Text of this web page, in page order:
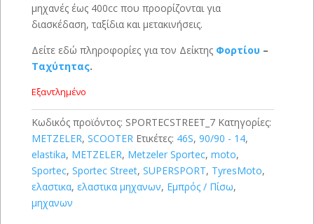
μηχανές έως 400cc που προορίζονται για
διασκέδαση, ταξίδια και μετακινήσεις.
Δείτε εδώ πληροφορίες για τον Δείκτης Φορτίου –
Ταχύτητας.
Εξαντλημένο
Κωδικός προϊόντος: SPORTECSTREET_7 Κατηγορίες:
METZELER, SCOOTER Ετικέτες: 46S, 90/90 - 14,
elastika, METZELER, Metzeler Sportec, moto,
Sportec, Sportec Street, SUPERSPORT, TyresMoto,
ελαστικα, ελαστικα μηχανων, Εμπρός / Πίσω,
μηχανων